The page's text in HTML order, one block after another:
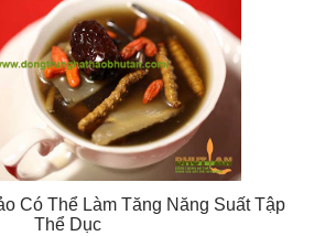
Có Thể Làm Tăng Năng Suất Tập
Thể Dục